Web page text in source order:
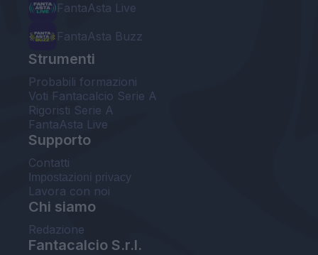
FantaAsta Live
FantaAsta Buzz
Strumenti
Probabili formazioni
Voti Fantacalcio Serie A
Rigoristi Serie A
FantaAsta Live
Supporto
Contatti
Impostazioni privacy
Lavora con noi
Chi siamo
Redazione
Fantacalcio S.r.l.